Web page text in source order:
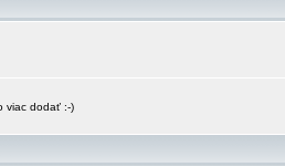
viac dodať :-)